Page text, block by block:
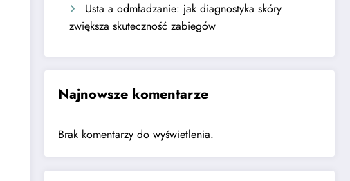
Usta a odmładzanie: jak diagnostyka skóry
zwiększa skuteczność zabiegów
Najnowsze komentarze
Brak komentarzy do wyświetlenia.